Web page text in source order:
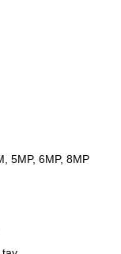
5MP, 6MP, 8MP